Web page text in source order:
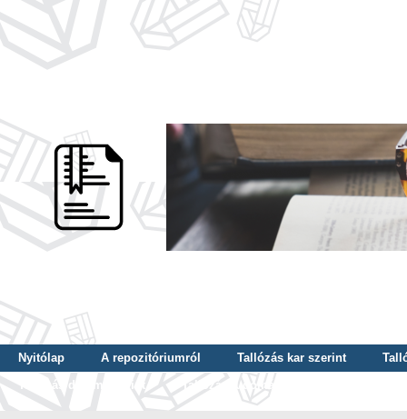
Nyitólap A repozitóriumról Tallózás kar szerint
Tallózás dátum szerint
Tallózás tudományterület szerint